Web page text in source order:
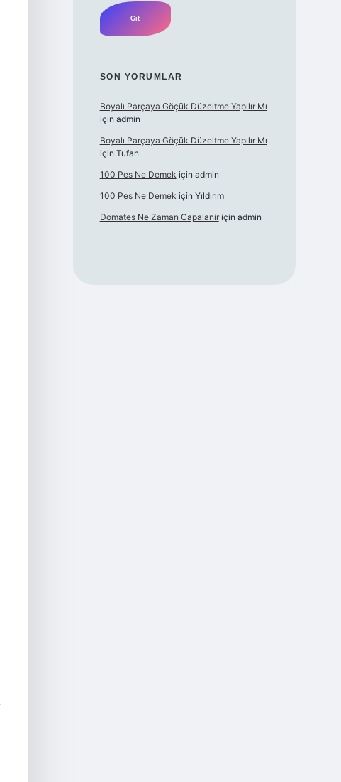
SON YORUMLAR
Boyalı Parçaya Göçük Düzeltme Yapılır Mı
için admin
Boyalı Parçaya Göçük Düzeltme Yapılır Mı
için Tufan
100 Pes Ne Demek için admin
100 Pes Ne Demek için Yıldırım
Domates Ne Zaman Capalaniriçin admin